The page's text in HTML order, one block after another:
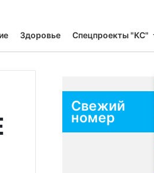
Здоровье Спецпроекты "КС"
Свежий
номер